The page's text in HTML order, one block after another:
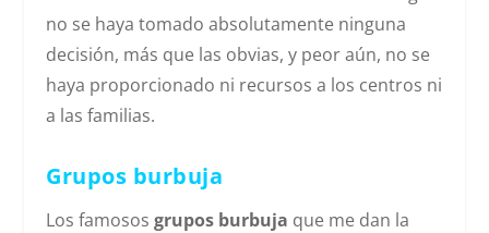
no se haya tomado absolutamente ninguna
decisión, más que las obvias, y peor aún, no se
haya proporcionado ni recursos a los centros ni
a las familias.
Grupos burbuja
Los famososgrupos burbuja que me dan la